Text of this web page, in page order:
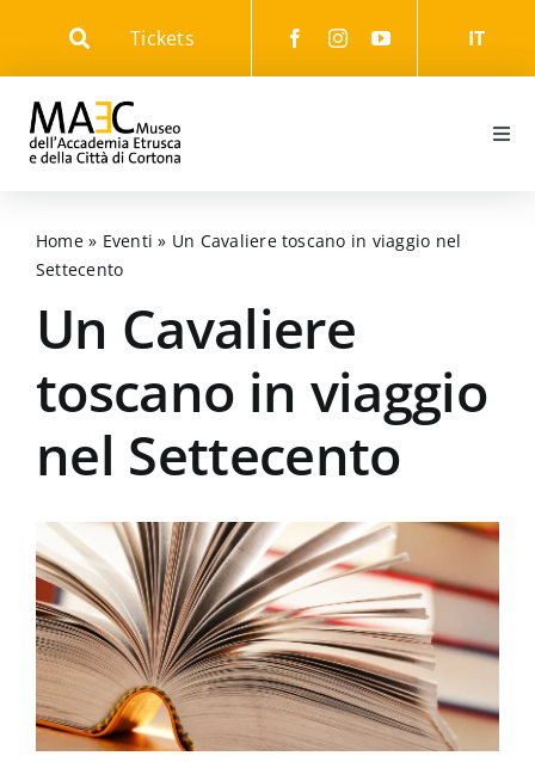
content
Tickets IT
Eventi
Il Museo
La Biblioteca
Contatti
Home» Eventi » Un Cavaliere toscano in viaggio nel
Settecento
Un Cavaliere
toscano in viaggio
nel Settecento